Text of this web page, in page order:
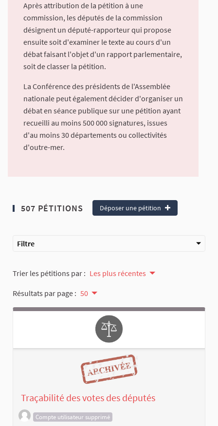
Après attribution de la pétition à une
commission, les députés de la commission
désignent un député-rapporteur qui propose
ensuite soit d'examiner le texte au cours d'un
débat faisant l'objet d'un rapport parlementaire,
soit de classer la pétition.
La Conférence des présidents de l'Assemblée
nationale peut également décider d'organiser un
débat en séance publique sur une pétition ayant
recueilli au moins 500 000 signatures, issues
d'au moins 30 départements ou collectivités
d'outre-mer.
507 PÉTITIONS Déposer une pétition
Filtre
Trier les pétitions par : Les plus récentes
Résultats par page : 50
Traçabilité des votes des députés
Compte utilisateur supprimé